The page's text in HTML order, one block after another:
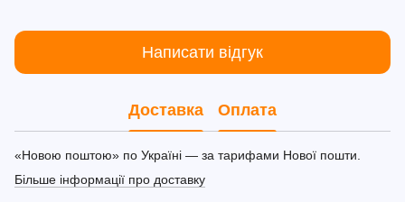
Написати відгук
Доставка Оплата
«Новою поштою» по Україні — за тарифами Нової пошти.
Більше інформації про доставку